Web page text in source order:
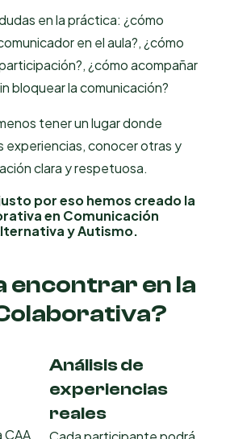
en la práctica: ¿cómo
en el aula?, ¿cómo
¿cómo acompañar
bloquear la comunicación?
tener un lugar donde
experiencias, conocer otras y
clara y respetuosa.
por eso hemos creado la
en Comunicación
y Autismo.
encontrar en la
CAA
Análisis de
experiencias
reales